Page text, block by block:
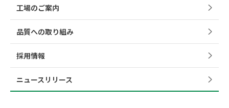
工場のご案内
品質への取り組み
採用情報
ニュースリリース